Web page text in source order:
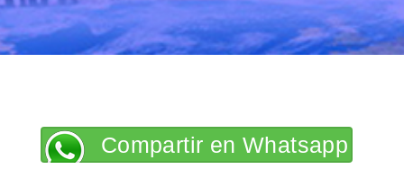
Compartir en Whatsapp